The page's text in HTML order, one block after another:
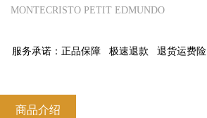
MONTECRISTO PETIT EDMUNDO
服务承诺： 正品保障 极速退款 退货运费险
商品介绍